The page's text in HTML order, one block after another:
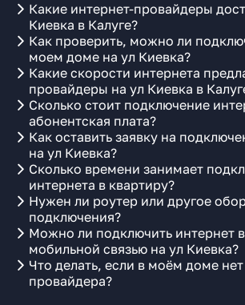
Какие интернет-провайдеры
Киевка в Калуге?
Как проверить, можно ли
моем доме на ул Киевка?
Какие скорости интернета
провайдеры на ул Киевка в
Сколько стоит подключение
абонентская плата?
Как оставить заявку на
на ул Киевка?
Сколько времени занимает
интернета в квартиру?
Нужен ли роутер или другое
подключения?
Можно ли подключить интернет
мобильной связью на ул Киевка?
Что делать, если в моём доме
провайдера?